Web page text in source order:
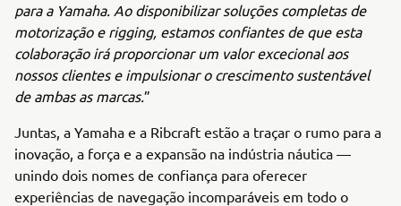
para a Yamaha. Ao disponibilizar soluções completas de
motorização e rigging, estamos confiantes de que esta
colaboração irá proporcionar um valor excecional aos
nossos clientes e impulsionar o crescimento sustentável
de ambas as marcas.”
Juntas, a Yamaha e a Ribcraft estão a traçar o rumo para a
inovação, a força e a expansão na indústria náutica —
unindo dois nomes de confiança para oferecer
experiências de navegação incomparáveis em todo o